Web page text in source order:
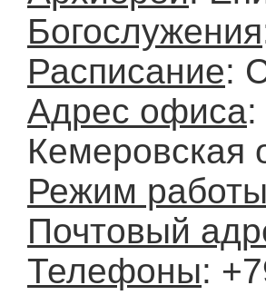
Богослужения
Расписание:
Адрес офиса
Кемеровская
Режим работы
Почтовый
Телефоны: